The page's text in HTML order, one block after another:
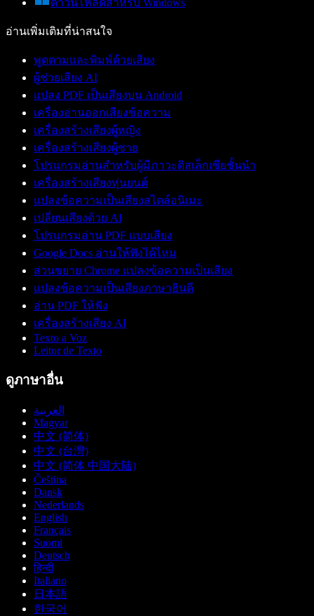
อ่านเพิ่มเติมที่น่าสนใจ
พูดตามและพิมพ์ด้วยเสียง
ผู้ช่วยเสียง AI
แปลง PDF เป็นเสียงบน Android
เครื่องอ่านออกเสียงข้อความ
เครื่องสร้างเสียงผู้หญิง
เครื่องสร้างเสียงผู้ชาย
โปรแกรมอ่านสำหรับผู้มีภาวะดิสเล็กเซียชั้นนำ
เครื่องสร้างเสียงหุ่นยนต์
แปลงข้อความเป็นเสียงสไตล์อนิเมะ
เปลี่ยนเสียงด้วย AI
โปรแกรมอ่าน PDF แบบเสียง
Google Docs อ่านให้ฟังได้ไหม
ส่วนขยาย Chrome แปลงข้อความเป็นเสียง
แปลงข้อความเป็นเสียงภาษาฮินดี
อ่าน PDF ให้ฟัง
เครื่องสร้างเสียง AI
Texto a Voz
Leitor de Texto
ดูภาษาอื่น
العربية
Magyar
中文 (简体)
中文 (台灣)
中文 (简体 中国大陆)
Čeština
Dansk
Nederlands
English
Français
Suomi
Deutsch
हिन्दी
Italiano
日本語
한국어